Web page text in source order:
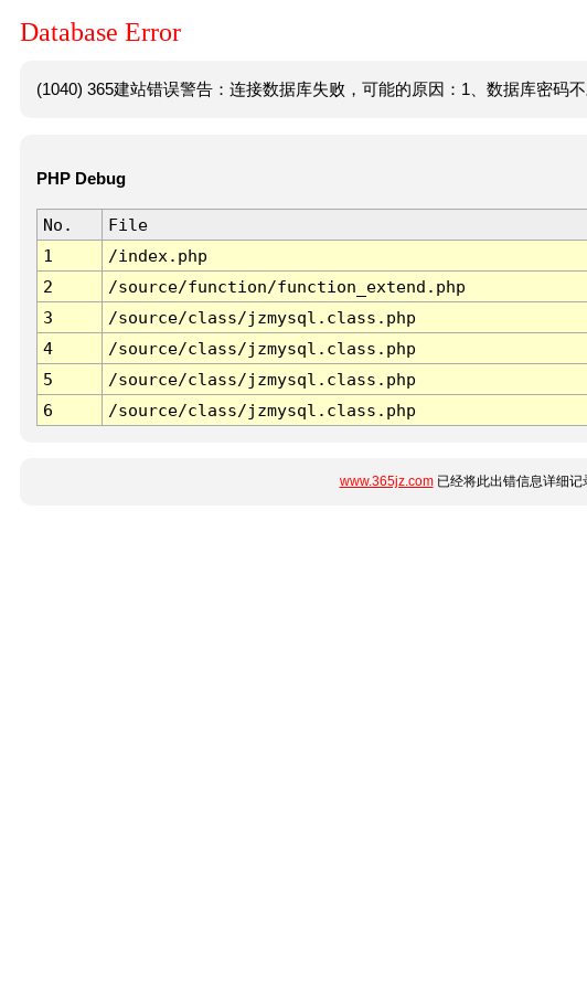
Database Error
(1040) 365建站错误警告：连接数据库失败，可能的原因：1、数据库密码不
PHP Debug
No. File
1
/index.php
2
/source/function/function_extend.php
3
/source/class/jzmysql.class.php
4
/source/class/jzmysql.class.php
5
/source/class/jzmysql.class.php
6
/source/class/jzmysql.class.php
www.365jz.com已经将此出错信息详细记